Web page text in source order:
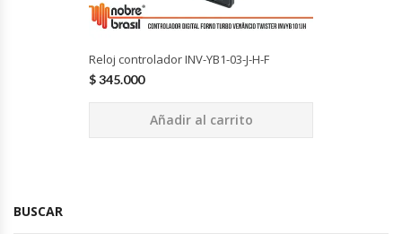
Estanterías Y Repisas
Exhibidoras De Productos Calientes
Reloj controlador INV-YB1-03-J-H-F
$345.000
Añadir al carrito
BUSCAR